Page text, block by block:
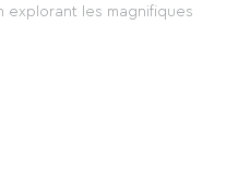
explorant les magnifiques